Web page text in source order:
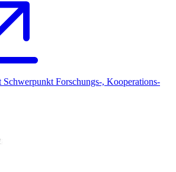
Forschungs-, Kooperations-